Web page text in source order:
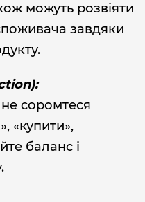
можуть розвіяти
завдяки
соромтеся
«купити»,
баланс і